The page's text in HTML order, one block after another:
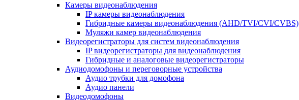
Камеры видеонаблюдения
IP камеры видеонаблюдения
Гибридные камеры видеонаблюдения (AHD/TVI/CVI/CVBS)
Муляжи камер видеонаблюдения
Видеорегистраторы для систем видеонаблюдения
IP видеорегистраторы для видеонаблюдения
Гибридные и аналоговые видеорегистраторы
Аудиодомофоны и переговорные устройства
Аудио трубки для домофона
Аудио панели
Видеодомофоны